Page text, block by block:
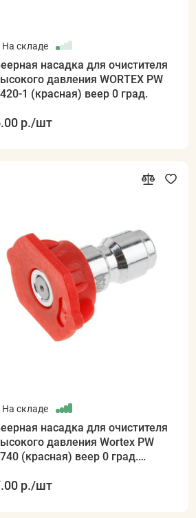
На складе
насадка для очистителя
давления WORTEX PW
1 (красная) веер 0 град.
р./шт
На складе
насадка для очистителя
давления Wortex PW
(красная) веер 0 град.
р./шт